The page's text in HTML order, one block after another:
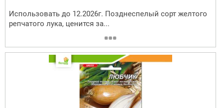
Использовать до 12.2026г. Позднеспелый сорт желтого
репчатого лука, ценится за...